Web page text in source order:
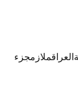
العراقملازمجزء